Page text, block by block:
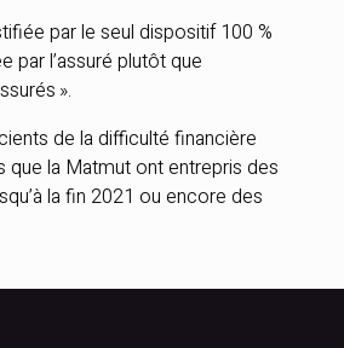
par le seul dispositif 100 %
par l’assuré plutôt que
».
de la difficulté financière
que la Matmut ont entrepris des
la fin 2021 ou encore des